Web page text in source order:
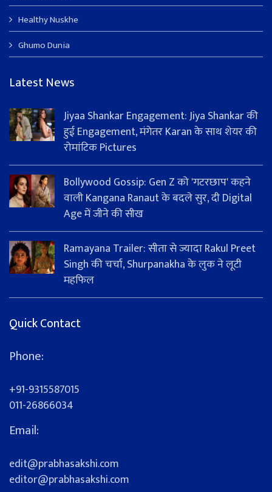
Healthy Nuskhe
Ghumo Dunia
Latest News
Jiyaa Shankar Engagement: Jiya Shankar की
हुई Engagement, मंगेतर Karan के साथ शेयर की
रोमांटिक Pictures
Bollywood Gossip: Gen Z को 'गटरछाप' कहने
वाली Kangana Ranaut के बदले सुर, दी Digital
Age में जीने की सीख
Ramayana Trailer: सीता से ज्यादा Rakul Preet
Singh की चर्चा, Shurpanakha के लुक ने लूटी
महफिल
Quick Contact
Phone:
+91-9315587015
011-26866034
Email:
edit@prabhasakshi.com
editor@prabhasakshi.com